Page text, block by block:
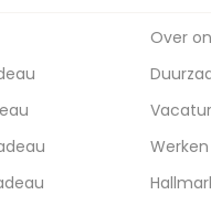
Over